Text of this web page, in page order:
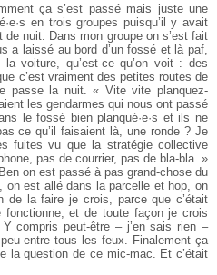
ça s’est passé mais juste une
en trois groupes puisqu’il y avait
nuit. Dans mon groupe on s’est fait
a laissé au bord d’un fossé et là paf,
voiture, qu’est-ce qu’on voit : des
c’est vraiment des petites routes de
passe la nuit. « Vite vite planquez-
les gendarmes qui nous ont passé
le fossé bien planqué·e·s et ils ne
ce qu’il faisaient là, une ronde ? Je
fuites vu que la stratégie collective
pas de courrier, pas de bla-bla. »
on est passé à pas grand-chose du
on est allé dans la parcelle et hop, on
de la faire je crois, parce que c’était
fonctionne, et de toute façon je crois
compris peut-être – j’en sais rien –
entre tous les feux. Finalement ça
la question de ce mic-mac. Et c’était